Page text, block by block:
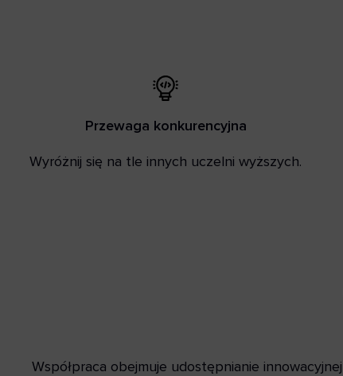
Przewaga konkurencyjna
Wyróżnij się na tle innych uczelni wyższych.
Współpraca obejmuje udostępnianie innowacyjnej